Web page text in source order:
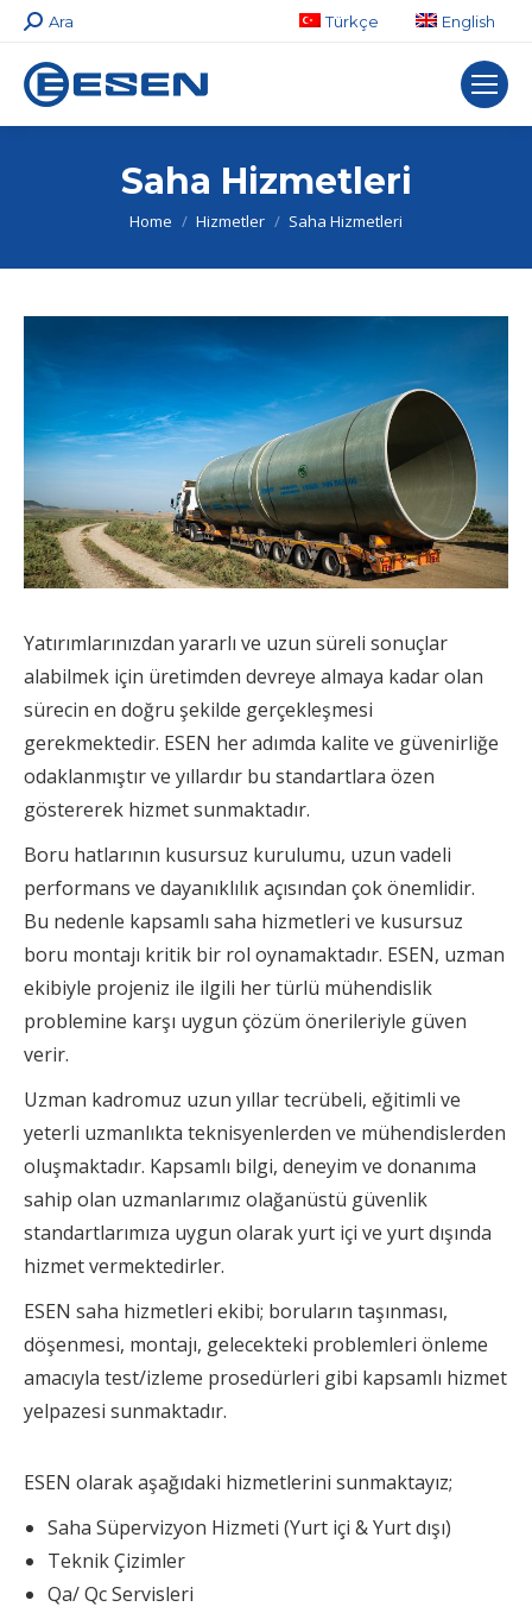
Search:
Ara Türkçe English
Saha Hizmetleri
You are here:
Home Hizmetler Saha Hizmetleri
Yatırımlarınızdan yararlı ve uzun süreli sonuçlar
alabilmek için üretimden devreye almaya kadar olan
sürecin en doğru şekilde gerçekleşmesi
gerekmektedir. ESEN her adımda kalite ve güvenirliğe
odaklanmıştır ve yıllardır bu standartlara özen
göstererek hizmet sunmaktadır.
Boru hatlarının kusursuz kurulumu, uzun vadeli
performans ve dayanıklılık açısından çok önemlidir.
Bu nedenle kapsamlı saha hizmetleri ve kusursuz
boru montajı kritik bir rol oynamaktadır. ESEN, uzman
ekibiyle projeniz ile ilgili her türlü mühendislik
problemine karşı uygun çözüm önerileriyle güven
verir.
Uzman kadromuz uzun yıllar tecrübeli, eğitimli ve
yeterli uzmanlıkta teknisyenlerden ve mühendislerden
oluşmaktadır. Kapsamlı bilgi, deneyim ve donanıma
sahip olan uzmanlarımız olağanüstü güvenlik
standartlarımıza uygun olarak yurt içi ve yurt dışında
hizmet vermektedirler.
ESEN saha hizmetleri ekibi; boruların taşınması,
döşenmesi, montajı, gelecekteki problemleri önleme
amacıyla test/izleme prosedürleri gibi kapsamlı hizmet
yelpazesi sunmaktadır.
ESEN olarak aşağıdaki hizmetlerini sunmaktayız;
Saha Süpervizyon Hizmeti (Yurt içi & Yurt dışı)
Teknik Çizimler
Qa/ Qc Servisleri